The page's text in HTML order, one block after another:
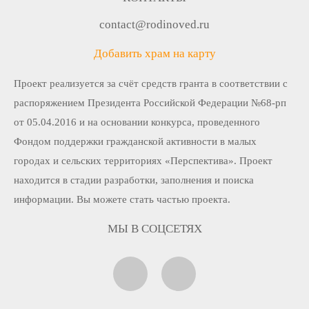
contact@rodinoved.ru
Добавить храм на карту
Проект реализуется за счёт средств гранта в соответствии c
распоряжением Президента Российской Федерации №68-рп
от 05.04.2016 и на основании конкурса, проведенного
Фондом поддержки гражданской активности в малых
городах и сельских территориях «Перспектива». Проект
находится в стадии разработки, заполнения и поиска
информации. Вы можете стать частью проекта.
МЫ В СОЦСЕТЯХ